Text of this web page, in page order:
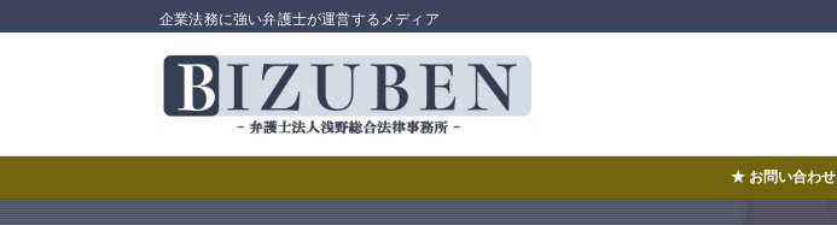
企業法務に強い弁護士が運営するメディア
★ お問い合わせ